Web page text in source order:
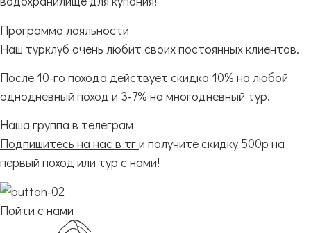
Программа лояльности
Наш турклуб очень любит своих постоянных клиентов.
После 10-го похода действует скидка 10% на любой
однодневный поход и 3-7% на многодневный тур.
Наша группа в телеграм
Подпишитесь на нас в тги получите скидку 500р на
первый поход или тур с нами!
Пойти с нами